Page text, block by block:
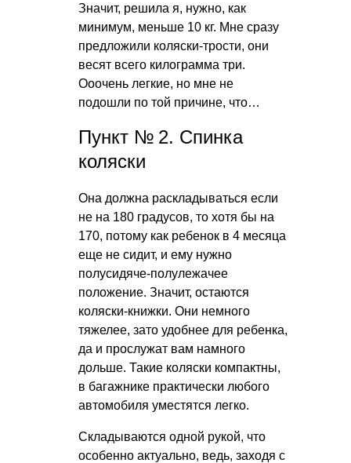
Значит, решила я, нужно, как
минимум, меньше 10 кг. Мне сразу
предложили коляски-трости, они
весят всего килограмма три.
Ооочень легкие, но мне не
подошли по той причине, что…
Пункт № 2. Спинка
коляски
Она должна раскладываться если
не на 180 градусов, то хотя бы на
170, потому как ребенок в 4 месяца
еще не сидит, и ему нужно
полусидяче-полулежачее
положение. Значит, остаются
коляски-книжки. Они немного
тяжелее, зато удобнее для ребенка,
да и прослужат вам намного
дольше. Такие коляски компактны,
в багажнике практически любого
автомобиля уместятся легко.
Складываются одной рукой, что
особенно актуально, ведь, заходя с